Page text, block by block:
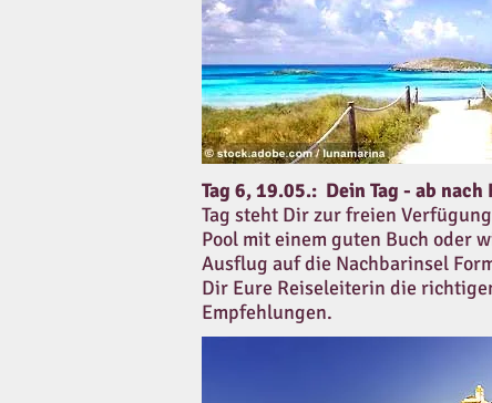
Tag 6, 19.05.: Dein Tag - ab
Tag steht Dir zur freien
Pool mit einem guten Buch oder
Ausflug auf die Nachbarinsel
Dir Eure Reiseleiterin die
Empfehlungen.